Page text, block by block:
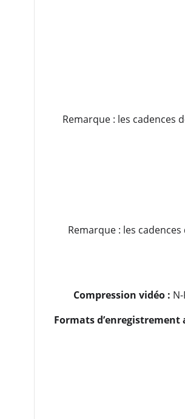
Remarque : les cadences
Remarque : les
Compression vidéo :
Formats d’enregistrement